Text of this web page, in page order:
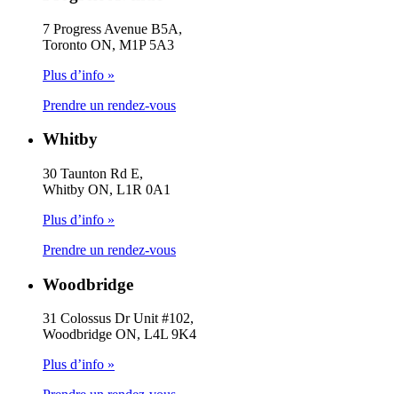
7 Progress Avenue B5A,
Toronto ON, M1P 5A3
Plus d’info »
Prendre un rendez-vous
Whitby
30 Taunton Rd E,
Whitby ON, L1R 0A1
Plus d’info »
Prendre un rendez-vous
Woodbridge
31 Colossus Dr Unit #102,
Woodbridge ON, L4L 9K4
Plus d’info »